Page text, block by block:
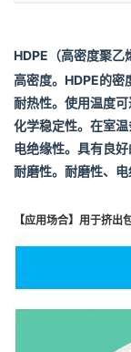
HDPE （高密度聚乙
高密度。HDPE的密
耐热性。使用温度
化学稳定性。在室温
电绝缘性。具有良好
耐磨性。耐磨性、电
【应用场合】用于挤